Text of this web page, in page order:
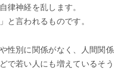
律神経を乱します。
と言われるものです。
性別に関係がなく、人間関係
で若い人にも増えているそう